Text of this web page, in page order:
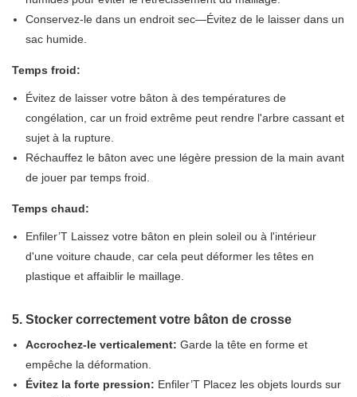
Conservez-le dans un endroit sec—Évitez de le laisser dans un
sac humide.
Temps froid:
Évitez de laisser votre bâton à des températures de
congélation, car un froid extrême peut rendre l'arbre cassant et
sujet à la rupture.
Réchauffez le bâton avec une légère pression de la main avant
de jouer par temps froid.
Temps chaud:
Enfiler’T Laissez votre bâton en plein soleil ou à l'intérieur
d'une voiture chaude, car cela peut déformer les têtes en
plastique et affaiblir le maillage.
5. Stocker correctement votre bâton de crosse
Accrochez-le verticalement: Garde la tête en forme et
empêche la déformation.
Évitez la forte pression: Enfiler’T Placez les objets lourds sur